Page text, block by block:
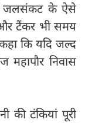
में जलसंकट के ऐसे
और टैंकर भी समय
कि यदि जल्द
महापौर निवास
की टंकियां पूरी